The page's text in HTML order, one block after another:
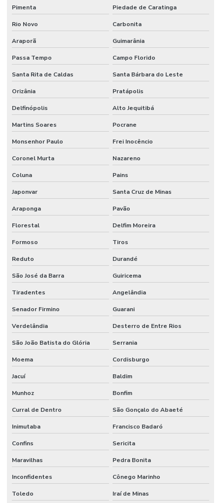
Pimenta Piedade de Caratinga
Rio Novo Carbonita
Araporã Guimarânia
Passa Tempo Campo Florido
Santa Rita de Caldas Santa Bárbara do Leste
Orizânia Pratápolis
Delfinópolis Alto Jequitibá
Martins Soares Pocrane
Monsenhor Paulo Frei Inocêncio
Coronel Murta Nazareno
Coluna Pains
Japonvar Santa Cruz de Minas
Araponga Pavão
Florestal Delfim Moreira
Formoso Tiros
Reduto Durandé
São José da Barra Guiricema
Tiradentes Angelândia
Senador Firmino Guarani
Verdelândia Desterro de Entre Rios
São João Batista do Glória Serrania
Moema Cordisburgo
Jacuí Baldim
Munhoz Bonfim
Curral de Dentro São Gonçalo do Abaeté
Inimutaba Francisco Badaró
Confins Sericita
Maravilhas Pedra Bonita
Inconfidentes Cônego Marinho
Toledo Iraí de Minas